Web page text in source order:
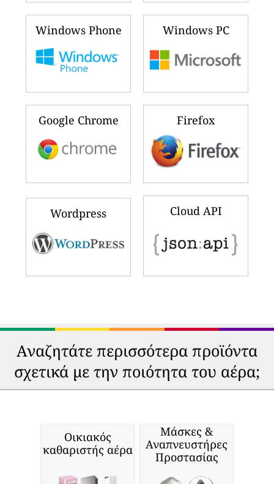
Windows Phone Windows PC
Google Chrome Firefox
Wordpress Cloud API
Αναζητάτε περισσότερα προϊόντα
σχετικά με την ποιότητα του αέρα;
Οικιακός
καθαριστής αέρα
Μάσκες &
Αναπνευστήρες
Προστασίας